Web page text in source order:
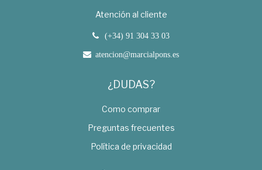
Atención al cliente
(+34) 91 304 33 03
atencion@marcialpons.es
¿DUDAS?
Como comprar
Preguntas frecuentes
Política de privacidad